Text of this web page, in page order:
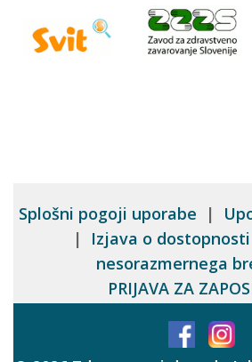
Splošni pogoji uporabe |
|
Izjava o dostopnosti
nesorazmernega
PRIJAVA ZA